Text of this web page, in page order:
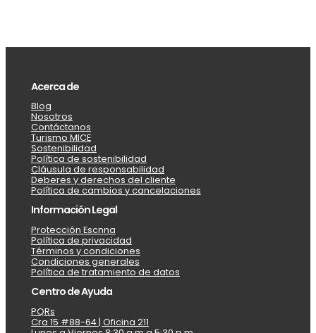
Acerca de
Blog
Nosotros
Contáctanos
Turismo MICE
Sostenibilidad
Política de sostenibilidad
Cláusula de responsabilidad
Deberes y derechos del cliente
Política de cambios y cancelaciones
Información Legal
Protección Escnna
Política de privacidad
Términos y condiciones
Condiciones generales
Política de tratamiento de datos
Centro de Ayuda
PQRs
Cra 15 #88-64 | Oficina 211